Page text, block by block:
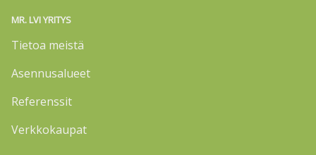
MR. LVI YRITYS
Tietoa meistä
Asennusalueet
Referenssit
Verkkokaupat